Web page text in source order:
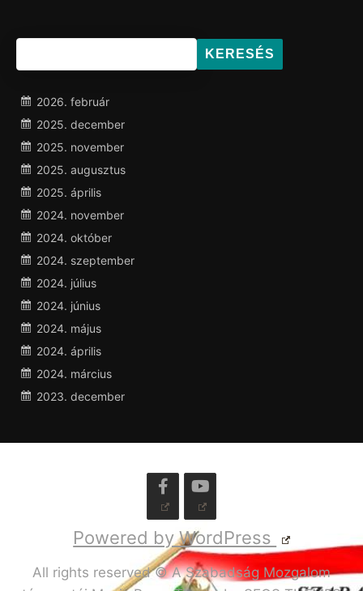
KERESÉS
2026. február
2025. december
2025. november
2025. augusztus
2025. április
2024. november
2024. október
2024. szeptember
2024. július
2024. június
2024. május
2024. április
2024. március
2023. december
Powered by WordPress
All rights reserved © A Szabadság Mozgalom